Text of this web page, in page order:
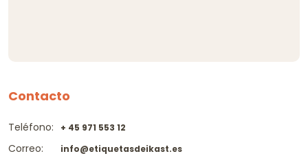
Contacto
Teléfono:
Correo:
+ 45 971 553 12
info@etiquetasdeikast.es